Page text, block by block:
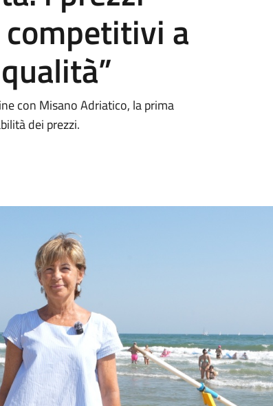
a
con Misano Adriatico, la prima
dei prezzi.